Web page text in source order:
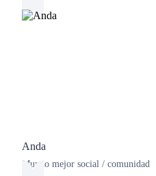
Anda
Mundo mejor social / comunidad